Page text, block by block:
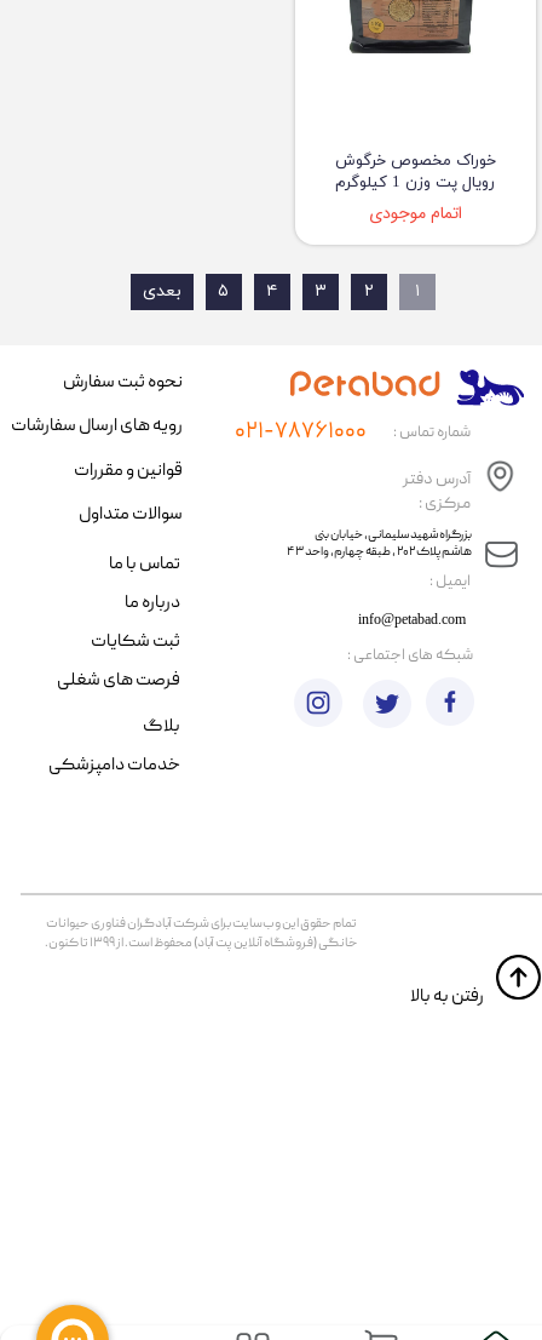
خوراک مخصوص خرگوش
رویال پت وزن 1 کیلوگرم
اتمام موجودی
۱ ۲ ۳ ۴ ۵ بعدی
​ایمیل :
آدرس دفتر
مرکزی :
info@petabad.com
​​بزرگراه شهید سلیمانی، خیابان بنی
هاشم پلاک ۲۰۲ ، طبقه چهارم، واحد ۴۳
شماره تماس : ۰۲۱-۷۸۷۶۱۰۰۰
تمام حقوق اين وب‌سايت برای شرکت آبادگران فناوری حیوانات
خانگی (فروشگاه آنلاین پت آباد) محفوظ است. از ۱۳۹۹ تا کنون.
​​رفتن به بالا
نحوه ثبت سفارش
رویه های ارسال سفارشات
قوانین و مقررات
سوالات متداول
تماس با ما
درباره ما
ثبت شکایات
فرصت های شغلی
​شبکه های اجتماعی :
بلاگ
خدمات دامپزشکی